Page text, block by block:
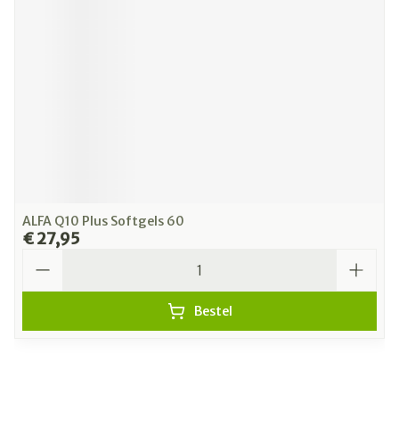
ALFA Q10 Plus Softgels 60
€ 27,95
Bestel